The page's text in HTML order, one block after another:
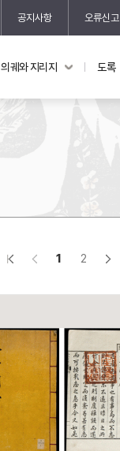
공지사항 오류신고
연구성과
신진학자 초
규장각-산
홍재 한국학
의궤와 지리지 도록
1 2